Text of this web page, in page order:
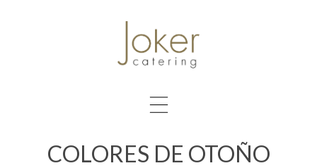
COLORES DE OTOÑO